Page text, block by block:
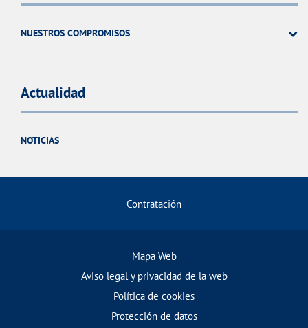
NUESTROS COMPROMISOS
Actualidad
NOTICIAS
Contratación
Mapa Web
Aviso legal y privacidad de la web
Política de cookies
Protección de datos